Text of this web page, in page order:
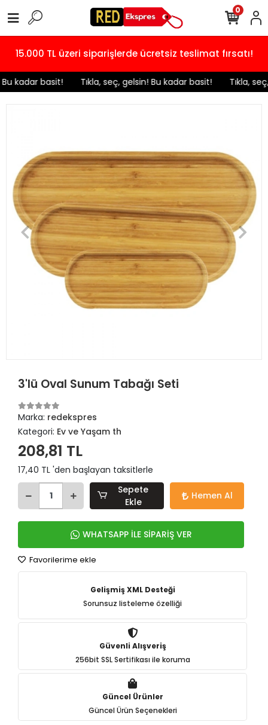
15.000 TL üzeri siparişlerde ücretsiz teslimat fırsatı!
kadar basit! ️ Tıkla, seç, gelsin! Bu kadar basit! Tıkla,
0
3'lü Oval Sunum Tabağı Seti
Marka: redekspres
Kategori: Ev ve Yaşam th
208,81 TL
17,40 TL 'den başlayan taksitlerle
Sepete
Ekle
Hemen Al
WHATSAPP İLE SİPARİŞ VER
Favorilerime ekle
Gelişmiş XML Desteği
Sorunsuz listeleme özelliği
Güvenli Alışveriş
256bit SSL Sertifikası ile koruma
Güncel Ürünler
Güncel Ürün Seçenekleri